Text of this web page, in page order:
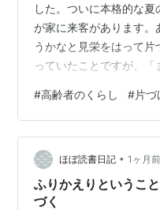
した。ついに本格的な
が家に来客があります
うかなと見栄をはって
っていたことですが、「
理と掃除を開始。どうせ
果、汗まみれです。見
てしまいました。その
が痛くなりました。最近
なったり肩が張ったり
りを決めて進めるほうが
#高齢者のくらし #片づ
ほぼ読書日記 • 1ヶ月前
ふりかえりというこ
づく